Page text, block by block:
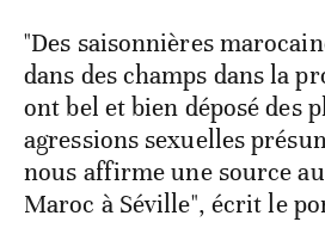
"Des saisonnières
dans des champs dans la
ont bel et bien déposé des
agressions sexuelles
nous affirme une source
Maroc à Séville", écrit le